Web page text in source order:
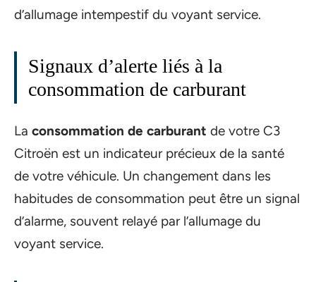
d’allumage intempestif du voyant service.
Signaux d’alerte liés à la
consommation de carburant
La consommation de carburant de votre C3
Citroën est un indicateur précieux de la santé
de votre véhicule. Un changement dans les
habitudes de consommation peut être un signal
d’alarme, souvent relayé par l’allumage du
voyant service.